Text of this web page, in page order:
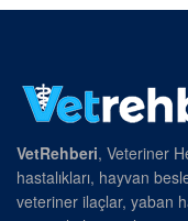
VetRehberi, Veteriner
hastalıkları, hayvan
veteriner ilaçlar, yaban